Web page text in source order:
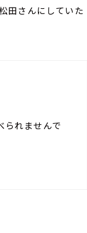
田さんにしていた
られませんで